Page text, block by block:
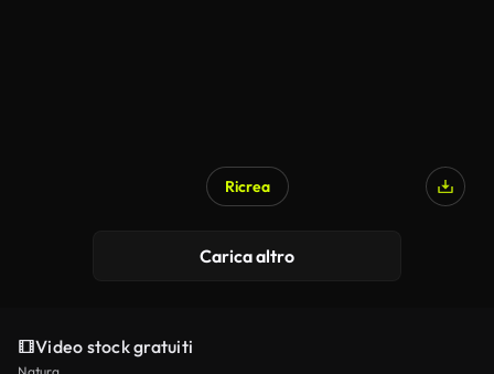
Ricrea
Carica altro
Video stock gratuiti